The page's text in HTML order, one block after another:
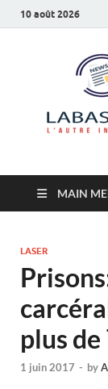
10 août 2026
MAIN
LASER
plus
1 juin 2017 - by